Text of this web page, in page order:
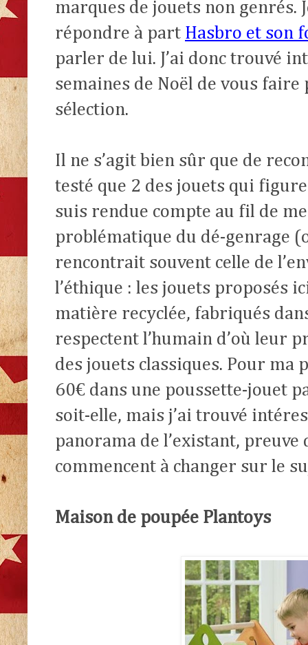
marques de jouets non genrés.
répondre à part Hasbro et son
parler de lui. J’ai donc trouvé
semaines de Noël de vous
sélection.
Il ne s’agit bien sûr que de
testé que 2 des jouets qui
suis rendue compte au fil de
problématique du dé-genrage
rencontrait souvent celle de
l’éthique : les jouets proposés
matière recyclée, fabriqués
respectent l’humain d’où leur
des jouets classiques. Pour ma
60€ dans une poussette-jouet
soit-elle, mais j’ai trouvé
panorama de l’existant, preuve
commencent à changer sur le
Maison de poupée Plantoys